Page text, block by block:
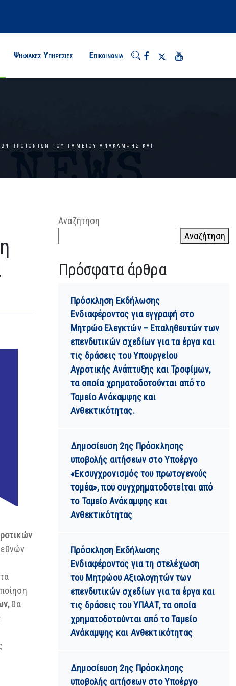
Ψηφιακές Υπηρεσίες Επικοινωνία
ΠΡΟΪΌΝΤΩΝ ΤΟΥ ΤΑΜΕΊΟΥ ΑΝΆΚΑΜΨΗΣ ΚΑΙ
θα
Αναζήτηση
Αναζήτηση
Πρόσφατα άρθρα
Πρόσκληση Εκδήλωσης
Ενδιαφέροντος για εγγραφή στο
Μητρώο Ελεγκτών – Επαληθευτών των
επενδυτικών σχεδίων για τα έργα και
τις δράσεις του Υπουργείου
Αγροτικής Ανάπτυξης και Τροφίμων,
τα οποία χρηματοδοτούνται από το
Ταμείο Ανάκαμψης και
Ανθεκτικότητας.
Δημοσίευση 2ης Πρόσκλησης
υποβολής αιτήσεων στο Υποέργο
«Εκσυγχρονισμός του πρωτογενούς
τομέα», που συγχρηματοδοτείται από
το Ταμείο Ανάκαμψης και
Ανθεκτικότητας
Πρόσκληση Εκδήλωσης
Ενδιαφέροντος για τη στελέχωση
του Μητρώου Αξιολογητών των
επενδυτικών σχεδίων για τα έργα και
τις δράσεις του ΥΠΑΑΤ, τα οποία
χρηματοδοτούνται από το Ταμείο
Ανάκαμψης και Ανθεκτικότητας
Δημοσίευση 2ης Πρόσκλησης
υποβολής αιτήσεων στο Υποέργο